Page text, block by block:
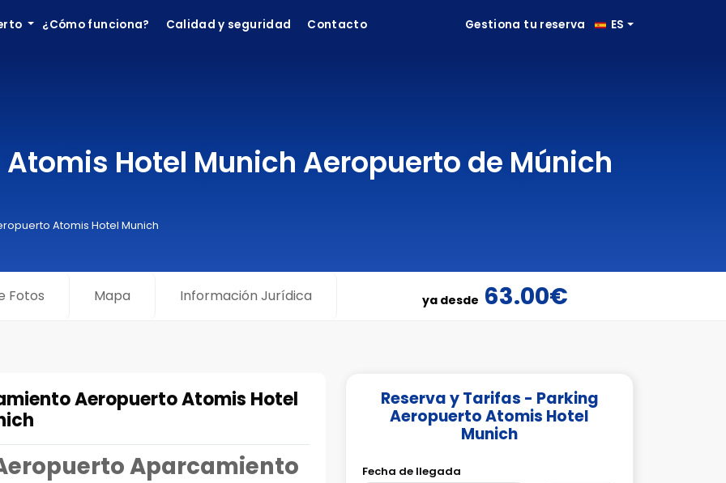
¿Cómo funciona? Calidad y seguridad Contacto Gestiona tu reserva ES
Hotel Munich Aeropuerto de Múnich
Atomis Hotel Munich
Fotos Mapa Información Jurídica ya desde 63.00€
Aeropuerto Atomis Hotel
Aparcamiento
Reserva y Tarifas - Parking
Aeropuerto Atomis Hotel
Munich
Fecha de llegada